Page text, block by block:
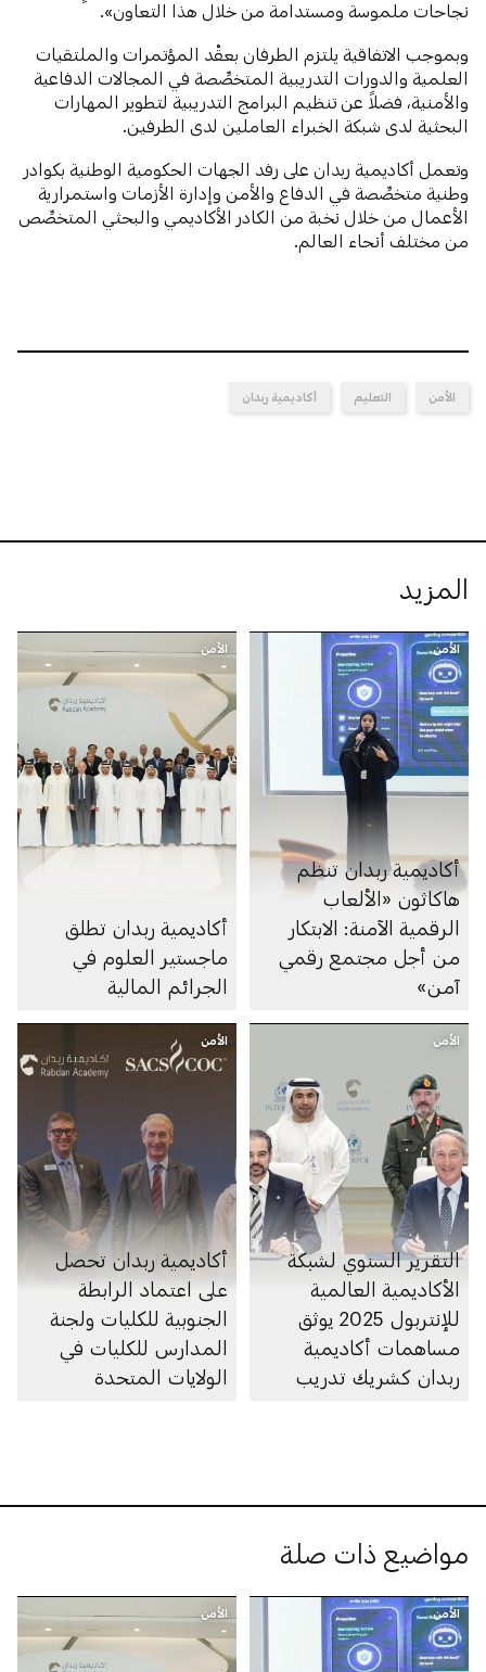
نجاحات ملموسة ومستدامة من خلال هذا التعاون».
وبموجب الاتفاقية يلتزم الطرفان بعقْد المؤتمرات والملتقيات
العلمية والدورات التدريبية المتخصِّصة في المجالات الدفاعية
والأمنية، فضلاً عن تنظيم البرامج التدريبية لتطوير المهارات
البحثية لدى شبكة الخبراء العاملين لدى الطرفين.
وتعمل أكاديمية ربدان على رفد الجهات الحكومية الوطنية بكوادر
وطنية متخصِّصة في الدفاع والأمن وإدارة الأزمات واستمرارية
الأعمال من خلال نخبة من الكادر الأكاديمي والبحثي المتخصِّص
من مختلف أنحاء العالم.
الأمن التعليم أكاديمية ربدان
المزيد
الأمن
أكاديمية ربدان تنظم
هاكاثون «الألعاب
الرقمية الآمنة: الابتكار
من أجل مجتمع رقمي
آمن»
الأمن
أكاديمية ربدان تطلق
ماجستير العلوم في
الجرائم المالية
الأمن
التقرير السنوي لشبكة
الأكاديمية العالمية
للإنتربول 2025 يوثق
مساهمات أكاديمية
ربدان كشريك تدريب
الأمن
أكاديمية ربدان تحصل
على اعتماد الرابطة
الجنوبية للكليات ولجنة
المدارس للكليات في
الولايات المتحدة
مواضيع ذات صلة
الأمن الأمن